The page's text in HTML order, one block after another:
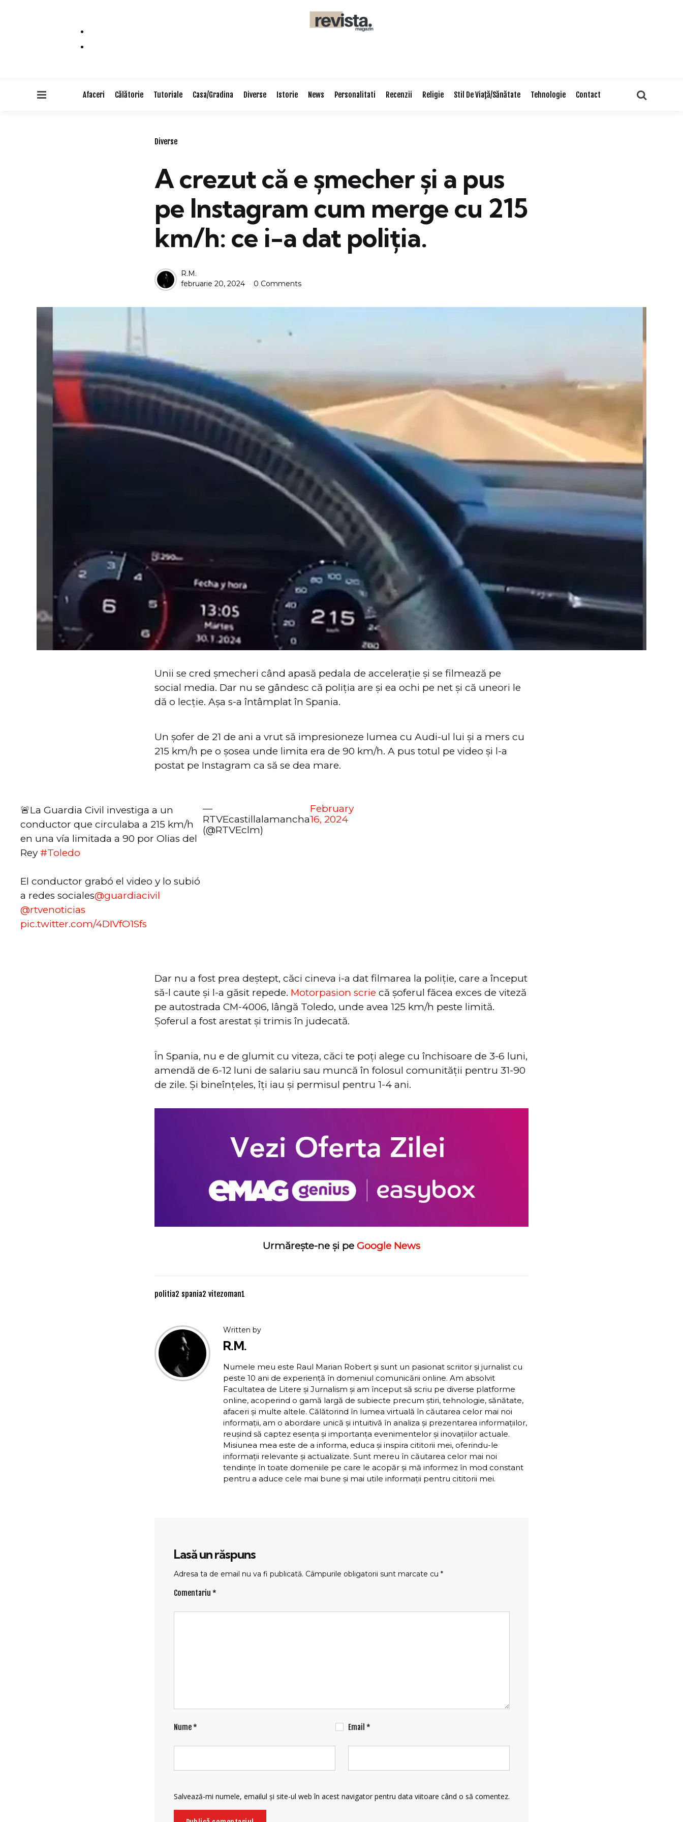
Afaceri Călătorie Tutoriale Casa/Gradina Diverse Istorie News Personalitati Recenzii Religie Stil De Viaţă/Sănătate Tehnologie Contact
Categories
Diverse
A crezut că e șmecher și a pus
pe Instagram cum merge cu 215
km/h: ce i-a dat poliția.
Posted
by
R.M.
februarie 20, 2024
0 Comments
Unii se cred șmecheri când apasă pedala de accelerație și se filmează pe
social media. Dar nu se gândesc că poliția are și ea ochi pe net și că uneori le
dă o lecție. Așa s-a întâmplat în Spania.
Un șofer de 21 de ani a vrut să impresioneze lumea cu Audi-ul lui și a mers cu
215 km/h pe o șosea unde limita era de 90 km/h. A pus totul pe video și l-a
postat pe Instagram ca să se dea mare.
🚨La Guardia Civil investiga a un
conductor que circulaba a 215 km/h
en una vía limitada a 90 por Olias del
Rey #Toledo
El conductor grabó el video y lo subió
a redes sociales@guardiacivil
@rtvenoticias
pic.twitter.com/4DIVfO1Sfs
—
RTVEcastillalamancha
(@RTVEclm)
February
16, 2024
Dar nu a fost prea deștept, căci cineva i-a dat filmarea la poliție, care a început
să-l caute și l-a găsit repede. Motorpasion scrie că șoferul făcea exces de viteză
pe autostrada CM-4006, lângă Toledo, unde avea 125 km/h peste limită.
Șoferul a fost arestat și trimis în judecată.
În Spania, nu e de glumit cu viteza, căci te poți alege cu închisoare de 3-6 luni,
amendă de 6-12 luni de salariu sau muncă în folosul comunității pentru 31-90
de zile. Și bineînțeles, îți iau și permisul pentru 1-4 ani.
Urmărește-ne și pe Google News
politia2 spania2 vitezoman1
Written by
R.M.
Numele meu este Raul Marian Robert și sunt un pasionat scriitor și jurnalist cu
peste 10 ani de experiență în domeniul comunicării online. Am absolvit
Facultatea de Litere și Jurnalism și am început să scriu pe diverse platforme
online, acoperind o gamă largă de subiecte precum știri, tehnologie, sănătate,
afaceri și multe altele. Călătorind în lumea virtuală în căutarea celor mai noi
informații, am o abordare unică și intuitivă în analiza și prezentarea informațiilor,
reușind să captez esența și importanța evenimentelor și inovațiilor actuale.
Misiunea mea este de a informa, educa și inspira cititorii mei, oferindu-le
informații relevante și actualizate. Sunt mereu în căutarea celor mai noi
tendințe în toate domeniile pe care le acopăr și mă informez în mod constant
pentru a aduce cele mai bune și mai utile informații pentru cititorii mei.
Lasă un răspuns
Adresa ta de email nu va fi publicată. Câmpurile obligatorii sunt marcate cu *
Comentariu *
Nume* Email *
Salvează-mi numele, emailul și site-ul web în acest navigator pentru data viitoare când o să comentez.